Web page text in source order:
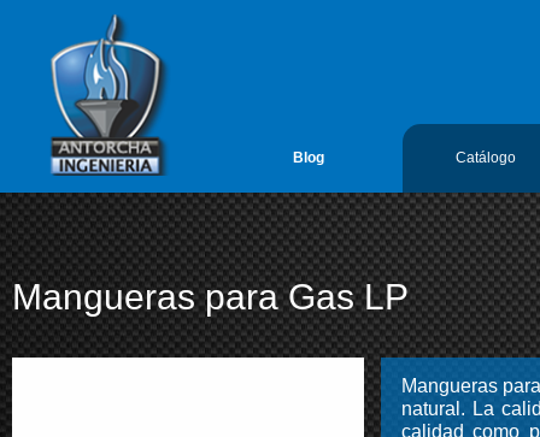
google-site-
Antorcha Ingenieria 1 Catálogo
Blog
Mangueras para Gas LP
Mangueras
natural. La
calidad como